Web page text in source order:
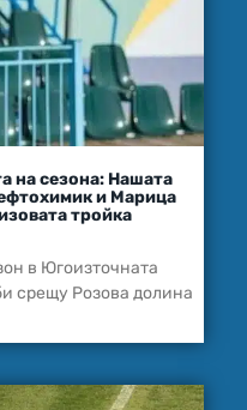
на сезона: Нашата
и Марица
тройка
в Югоизточната
срещу Розова долина